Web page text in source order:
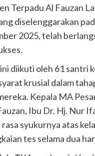
Terpadu Al Fauzan
diselenggarakan
2025, telah
diikuti oleh 61 santri
krusial dalam
Kepala MA
Ibu Dr. Hj. Nur
syukurnya atas
tes selama dua